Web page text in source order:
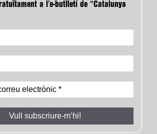
a l’e-butlletí de “Catalunya